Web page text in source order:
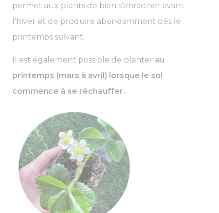
permet aux plants de bien s’enraciner avant
l’hiver et de produire abondamment dès le
printemps suivant.
Il est également possible de planter au
printemps (mars à avril) lorsque le sol
commence à se réchauffer.